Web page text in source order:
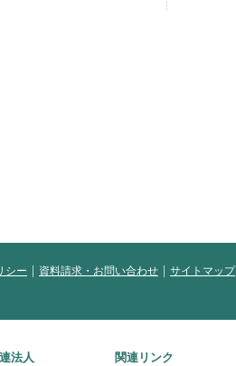
シー 資料請求・お問い合わせ サイトマップ
法人
関連リンク